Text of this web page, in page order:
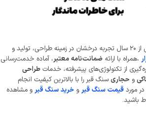
با بیش از ۲۰ سال تجربه درخشان در زمینه طراحی، تولید و
با ارائهضمانت‌نامه معتبر، آماده خدمت‌رسانی
از تکنولوژی‌های پیشرفته، خدماتطراحی
وحجاریسنگ قبر را با بالاترین کیفیت انجام
موردقیمت سنگ قبرو خرید سنگ قبرو مشاهده